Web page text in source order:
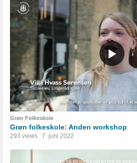
Grøn Folkeskole
Grøn folkeskole: Anden workshop
293 views 7. juni 2022